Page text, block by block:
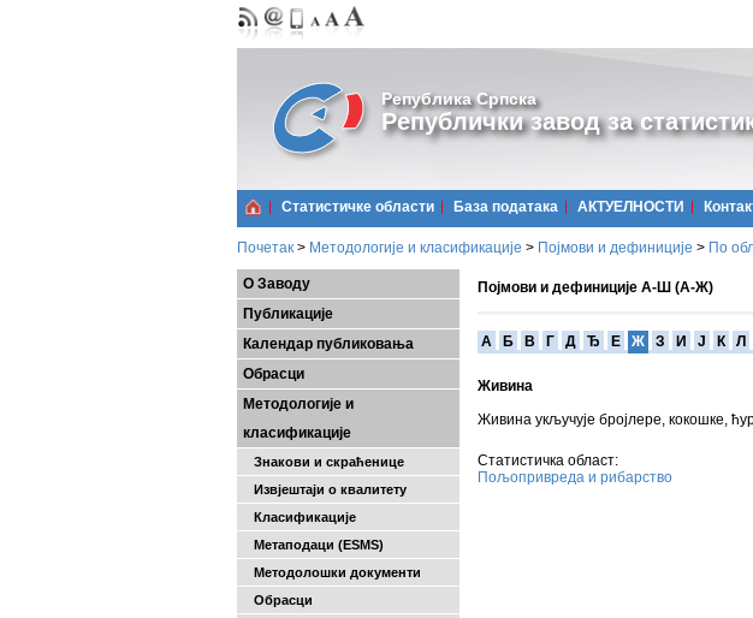
Република Српска
Републички завод за
Статистичке области Базa података АКТУЕЛНОСТИ
Почетак > Методологије и класификације > Појмови и дефиниције > По
О Заводу
Публикације
Календар публиковања
Обрасци
Методологије и
класификације
Знакови и скраћенице
Извјештаји о квалитету
Класификације
Метаподаци (ESMS)
Методолошки документи
Обрасци
Појмови и дефиниције А-Ш (А-Ж)
A Б В Г Д Ђ Е Ж З И Ј К Л
Живина
Живина укључује бројлере, кокошке,
Статистичка област:
Пољопривреда и рибарство